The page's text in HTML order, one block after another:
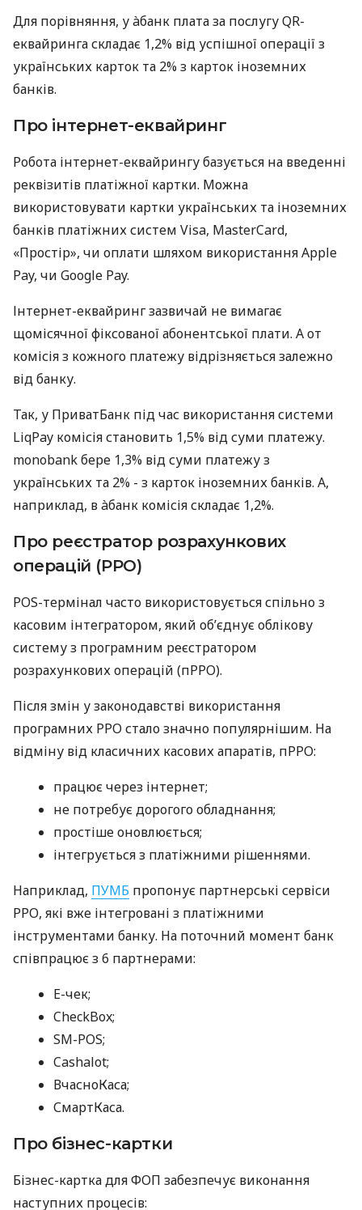
Для порівняння, у àбанк плата за послугу QR-
еквайринга складає 1,2% від успішної операції з
українських карток та 2% з карток іноземних
банків.
Про інтернет-еквайринг
Робота інтернет-еквайрингу базується на введенні
реквізитів платіжної картки. Можна
використовувати картки українських та іноземних
банків платіжних систем Visa, MasterCard,
«Простір», чи оплати шляхом використання Apple
Pay, чи Google Pay.
Інтернет-еквайринг зазвичай не вимагає
щомісячної фіксованої абонентської плати. А от
комісія з кожного платежу відрізняється залежно
від банку.
Так, у ПриватБанк під час використання системи
LiqPay комісія становить 1,5% від суми платежу.
monobank бере 1,3% від суми платежу з
українських та 2% - з карток іноземних банків. А,
наприклад, в àбанк комісія складає 1,2%.
Про реєстратор розрахункових
операцій (РРО)
POS-термінал часто використовується спільно з
касовим інтегратором, який об’єднує облікову
систему з програмним реєстратором
розрахункових операцій (пРРО).
Після змін у законодавстві використання
програмних РРО стало значно популярнішим. На
відміну від класичних касових апаратів, пРРО:
працює через інтернет;
не потребує дорогого обладнання;
простіше оновлюється;
інтегрується з платіжними рішеннями.
Наприклад, ПУМБ пропонує партнерські сервіси
РРО, які вже інтегровані з платіжними
інструментами банку. На поточний момент банк
співпрацює з 6 партнерами:
E-чек;
CheckBox;
SM-POS;
Cashalot;
ВчасноКаса;
СмартКаса.
Про бізнес-картки
Бізнес-картка для ФОП забезпечує виконання
наступних процесів: